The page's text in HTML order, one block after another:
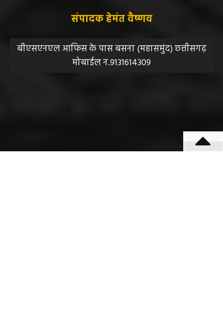
संपादक हेमंत वैष्णव
बीएसएनएल आफिस के पास बसना (महासमुंद) छत्तीसगढ़
मोबाईल न.9131614309